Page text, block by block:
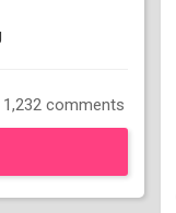
1,232 comments